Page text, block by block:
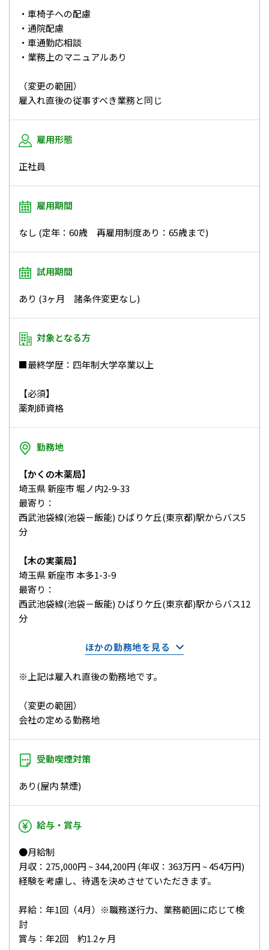
・車椅子への配慮
・通院配慮
・車通勤応相談
・業務上のマニュアルあり
（変更の範囲）
雇入れ直後の従事すべき業務と同じ
雇用形態
正社員
雇用期間
なし (定年：60歳 再雇用制度あり：65歳まで)
試用期間
あり (3ヶ月 諸条件変更なし)
対象となる方
■最終学歴：四年制大学卒業以上
【必須】
薬剤師資格
勤務地
【かくの木薬局】
埼玉県 新座市 堀ノ内2-9-33
最寄り：
西武池袋線(池袋－飯能) ひばりケ丘(東京都)駅からバス5
分
【木の実薬局】
埼玉県 新座市 本多1-3-9
最寄り：
西武池袋線(池袋－飯能) ひばりケ丘(東京都)駅からバス12
分
ほかの勤務地を見る
※上記は雇入れ直後の勤務地です。
（変更の範囲）
会社の定める勤務地
受動喫煙対策
あり(屋内 禁煙)
給与・賞与
●月給制
月収：275,000円 ~ 344,200円 (年収：363万円 ~ 454万円)
経験を考慮し、待遇を決めさせていただきます。
昇給：年1回（4月）※職務遂行力、業務範囲に応じて検
討
賞与：年2回 約1.2ヶ月